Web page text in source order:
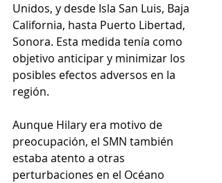
Unidos, y desde Isla San Luis, Baja
California, hasta Puerto Libertad,
Sonora. Esta medida tenía como
objetivo anticipar y minimizar los
posibles efectos adversos en la
región.
Aunque Hilary era motivo de
preocupación, el SMN también
estaba atento a otras
perturbaciones en el Océano